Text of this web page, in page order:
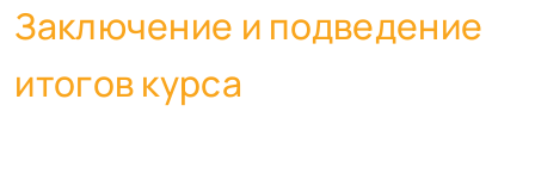
Заключение и подведение
итогов курса